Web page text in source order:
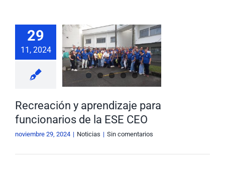
Rendición de Cuentas
Buscar:
Ayudas para Navegar
29
11, 2024
y
para
de
CEO
Recreación y aprendizaje para
funcionarios de la ESE CEO
noviembre 29, 2024 | Noticias | Sin comentarios